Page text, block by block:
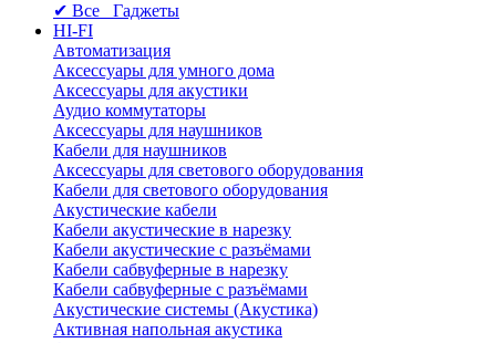
✔ Все Гаджеты
HI-FI
Автоматизация
Аксессуары для умного дома
Аксессуары для акустики
Аудио коммутаторы
Аксессуары для наушников
Кабели для наушников
Аксессуары для светового оборудования
Кабели для светового оборудования
Акустические кабели
Кабели акустические в нарезку
Кабели акустические с разъёмами
Кабели сабвуферные в нарезку
Кабели сабвуферные с разъёмами
Акустические системы (Акустика)
Активная напольная акустика